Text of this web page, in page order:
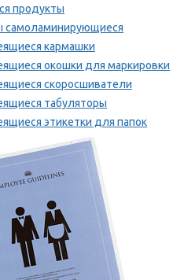
продукты
самоламинирующиеся
кармашки
окошки для маркировки
скоросшиватели
табуляторы
этикетки для папок
для маркировки